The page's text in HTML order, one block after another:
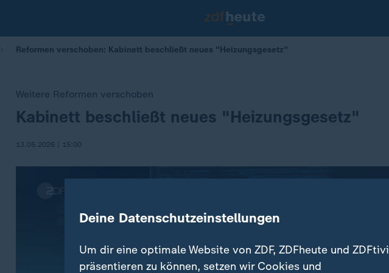
Reformen verschoben: Kabinett beschließt neues "Heizungsgesetz"
Weitere Reformen verschoben
:Kabinett beschließt neues "Heizungsgesetz"
13.05.2026 | 15:00
Deine Datenschutzeinstellungen
Um dir eine optimale Website von ZDF, ZDFheute und ZDFtivi
präsentieren zu können, setzen wir Cookies und